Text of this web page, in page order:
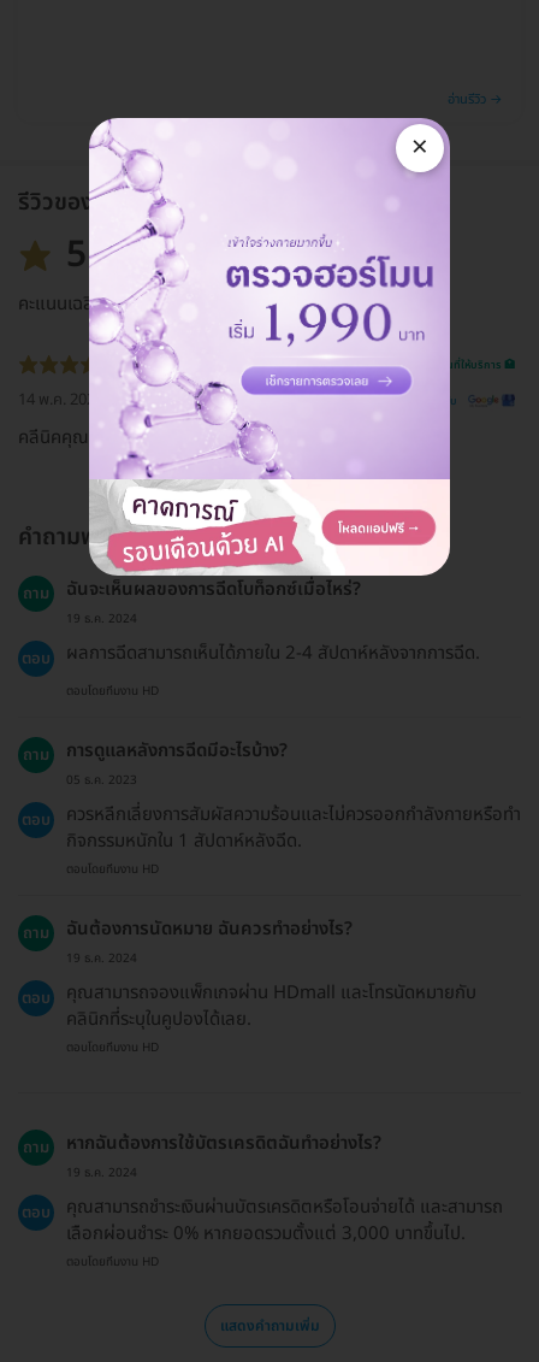
อ่านรีวิว →
รีวิวของแพ็กเกจ
5.0
คะแนนเฉลี่ย
รีวิวสถานที่ให้บริการ 🏥
14 พ.ค. 2020 ดูรีวิวต้นฉบับ
คลีนิคคุณภาพ
คำถามพบบ่อย
ถาม ฉันจะเห็นผลของการฉีดโบท็อกซ์เมื่อไหร่?
19 ธ.ค. 2024
ตอบ ผลการฉีดสามารถเห็นได้ภายใน 2-4 สัปดาห์หลังจากการฉีด.
ตอบโดยทีมงาน HD
ถาม การดูแลหลังการฉีดมีอะไรบ้าง?
05 ธ.ค. 2023
ตอบ
ควรหลีกเลี่ยงการสัมผัสความร้อนและไม่ควรออกกำลังกายหรือทำ
กิจกรรมหนักใน 1 สัปดาห์หลังฉีด.
ตอบโดยทีมงาน HD
ถาม ฉันต้องการนัดหมาย ฉันควรทำอย่างไร?
19 ธ.ค. 2024
ตอบ
คุณสามารถจองแพ็กเกจผ่าน HDmall และโทรนัดหมายกับ
คลินิกที่ระบุในคูปองได้เลย.
ตอบโดยทีมงาน HD
ถาม หากฉันต้องการใช้บัตรเครดิตฉันทำอย่างไร?
19 ธ.ค. 2024
ตอบ
คุณสามารถชำระเงินผ่านบัตรเครดิตหรือโอนจ่ายได้ และสามารถ
เลือกผ่อนชำระ 0% หากยอดรวมตั้งแต่ 3,000 บาทขึ้นไป.
ตอบโดยทีมงาน HD
แสดงคำถามเพิ่ม
×